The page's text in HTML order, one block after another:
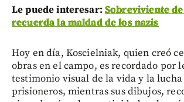
Le puede interesar: Sobreviviente
recuerda la maldad de los nazis
Hoy en día, Koscielniak, quien creó
obras en el campo, es recordado por
testimonio visual de la vida y la lucha
prisioneros, mientras sus dibujos,